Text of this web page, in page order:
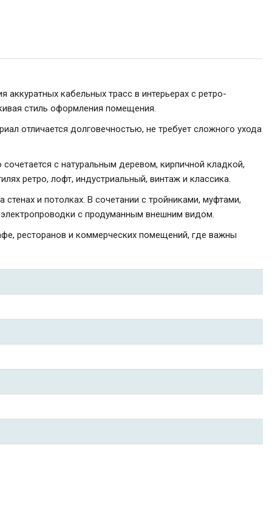
кабельных трасс в интерьерах с ретро-
стиль оформления помещения.
отличается долговечностью, не требует сложного ухода
с натуральным деревом, кирпичной кладкой,
ретро, лофт, индустриальный, винтаж и классика.
и потолках. В сочетании с тройниками, муфтами,
с продуманным внешним видом.
ресторанов и коммерческих помещений, где важны